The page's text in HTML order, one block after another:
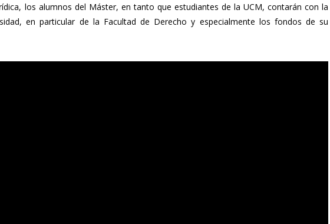
los alumnos del Máster, en tanto que estudiantes de la UCM, contarán con la
en particular de la Facultad de Derecho y especialmente los fondos de su